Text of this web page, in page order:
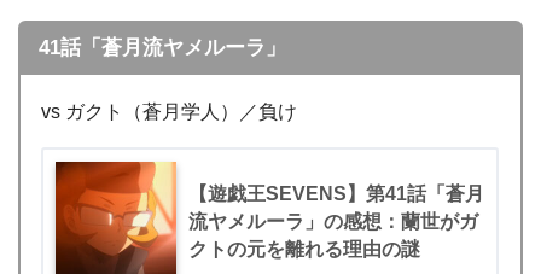
41話「蒼月流ヤメルーラ」
vs ガクト（蒼月学人）／負け
【遊戯王SEVENS】第41話「蒼月
流ヤメルーラ」の感想：蘭世がガ
クトの元を離れる理由の謎